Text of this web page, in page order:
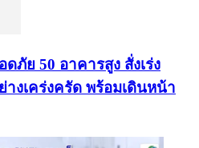
ภัย 50 อาคารสูง สั่งเร่ง
งเคร่งครัด พร้อมเดินหน้า